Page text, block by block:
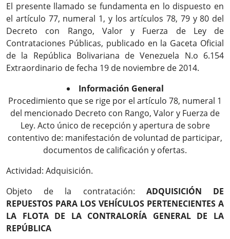
El presente llamado se fundamenta en lo dispuesto en
el artículo 77, numeral 1, y los artículos 78, 79 y 80 del
Decreto con Rango, Valor y Fuerza de Ley de
Contrataciones Públicas, publicado en la Gaceta Oficial
de la República Bolivariana de Venezuela N.o 6.154
Extraordinario de fecha 19 de noviembre de 2014.
Información General
Procedimiento que se rige por el artículo 78, numeral 1
del mencionado Decreto con Rango, Valor y Fuerza de
Ley. Acto único de recepción y apertura de sobre
contentivo de: manifestación de voluntad de participar,
documentos de calificación y ofertas.
Actividad: Adquisición.
Objeto de la contratación: ADQUISICIÓN DE
REPUESTOS PARA LOS VEHÍCULOS PERTENECIENTES A
LA FLOTA DE LA CONTRALORÍA GENERAL DE LA
REPÚBLICA